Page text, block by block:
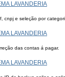
LAVANDERIA
cnpj e seleção por
LAVANDERIA
das contas á pagar.
LAVANDERIA